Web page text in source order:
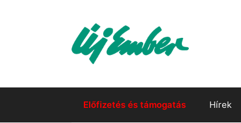
Előfizetés és támogatás Hírek